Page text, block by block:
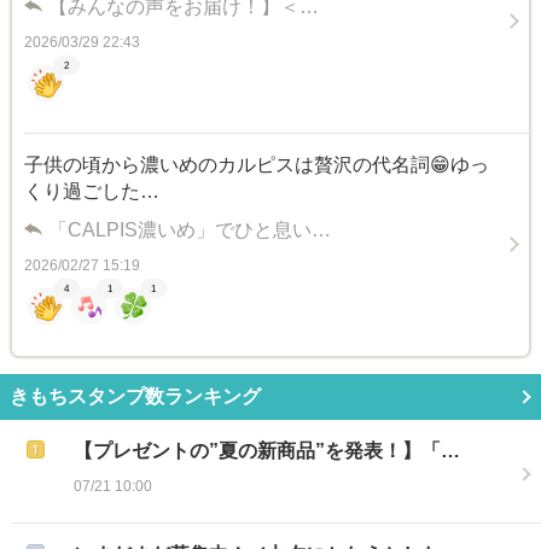
【みんなの声をお届け！】＜…
2026/03/29 22:43
2
子供の頃から濃いめのカルピスは贅沢の代名詞😁ゆっ
くり過ごした…
「CALPIS濃いめ」でひと息い…
2026/02/27 15:19
4 1 1
きもちスタンプ数ランキング
【プレゼントの”夏の新商品”を発表！】「…
07/21 10:00